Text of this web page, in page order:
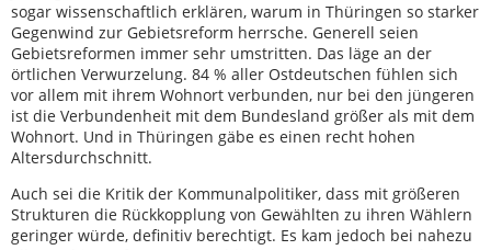
sogar wissenschaftlich erklären, warum in Thüringen so starker
Gegenwind zur Gebietsreform herrsche. Generell seien
Gebietsreformen immer sehr umstritten. Das läge an der
örtlichen Verwurzelung. 84 % aller Ostdeutschen fühlen sich
vor allem mit ihrem Wohnort verbunden, nur bei den jüngeren
ist die Verbundenheit mit dem Bundesland größer als mit dem
Wohnort. Und in Thüringen gäbe es einen recht hohen
Altersdurchschnitt.
Auch sei die Kritik der Kommunalpolitiker, dass mit größeren
Strukturen die Rückkopplung von Gewählten zu ihren Wählern
geringer würde, definitiv berechtigt. Es kam jedoch bei nahezu